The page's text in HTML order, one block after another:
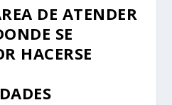
DE ATENDER
SE
HACERSE